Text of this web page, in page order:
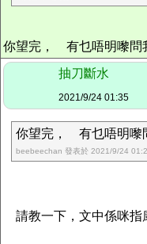
你望完， 有乜唔明嚟問
抽刀斷水
2021/9/24 01:35
你望完， 有乜唔明嚟
beebeechan 發表於 2021/9/24
請教一下，文中係咪指